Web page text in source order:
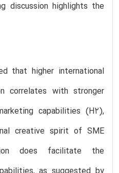
discussion highlights the
that higher international
correlates with stronger
capabilities (H2),
creative spirit of SME
does facilitate the